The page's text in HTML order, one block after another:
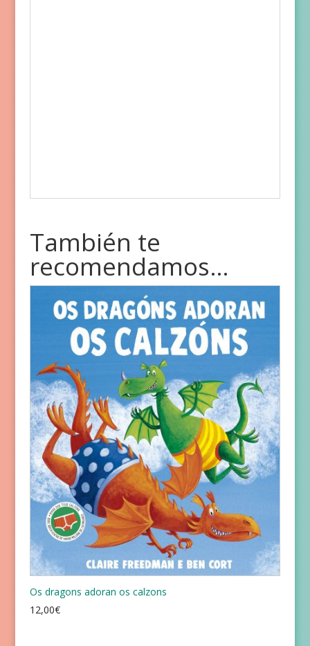
También te
recomendamos…
Os dragons adoran os calzons
12,00€